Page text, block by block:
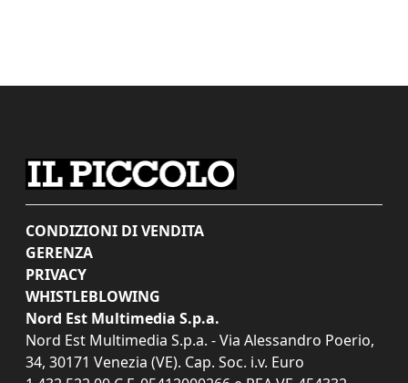
CONDIZIONI DI VENDITA
GERENZA
PRIVACY
WHISTLEBLOWING
Nord Est Multimedia S.p.a.
Nord Est Multimedia S.p.a. - Via Alessandro Poerio,
34, 30171 Venezia (VE). Cap. Soc. i.v. Euro